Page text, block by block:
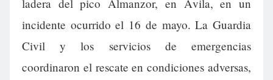
ladera del pico Almanzor, en Ávila, en un
incidente ocurrido el 16 de mayo. La Guardia
Civil y los servicios de emergencias
coordinaron el rescate en condiciones adversas,